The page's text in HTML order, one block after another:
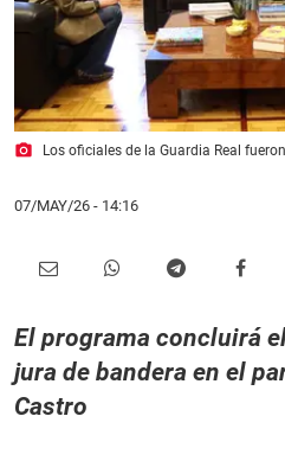
photo_camera Los oficiales de la Guardia Real
07/MAY/26 - 14:16
El programa concluirá
jura de bandera en el
Castro